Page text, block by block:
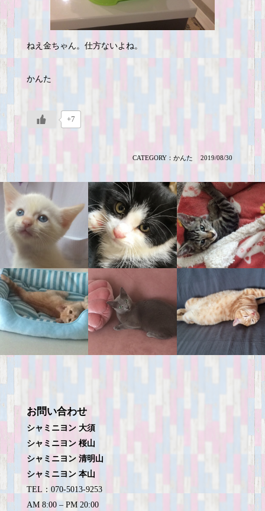
ねえ金ちゃん。仕方ないよね。
かんた
+7
CATEGORY：かんた 2019/08/30
お問い合わせ
シャミニヨン 大須
シャミニヨン 桜山
シャミニヨン 清明山
シャミニヨン 本山
TEL：070-5013-9253
AM 8:00 – PM 20:00